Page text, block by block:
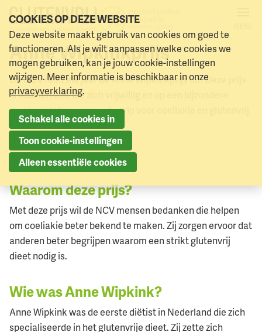
Naar menu Naar hoofdinhoud
BEWUSTWORDING
Anne Wipkinkprijs
De NCV reikt elk jaar de Anne Wipkinkprijs uit. Deze prijs
is voor iemand die zich vrijwillig en op een bijzondere
manier inzet voor meer begrip voor coeliakie en glutenvrij
eten.
Waarom deze prijs?
Met deze prijs wil de NCV mensen bedanken die helpen
om coeliakie beter bekend te maken. Zij zorgen ervoor dat
anderen beter begrijpen waarom een strikt glutenvrij
dieet nodig is.
Wie was Anne Wipkink?
Anne Wipkink was de eerste diëtist in Nederland die zich
specialiseerde in het glutenvrije dieet. Zij zette zich
COOKIES OP DEZE WEBSITE
Deze website maakt gebruik van cookies om goed te
functioneren. Als je wilt aanpassen welke cookies we
mogen gebruiken, kan je jouw cookie-instellingen
wijzigen. Meer informatie is beschikbaar in onze
privacyverklaring.
Schakel alle cookies in
Toon cookie-instellingen
Alleen essentiële cookies